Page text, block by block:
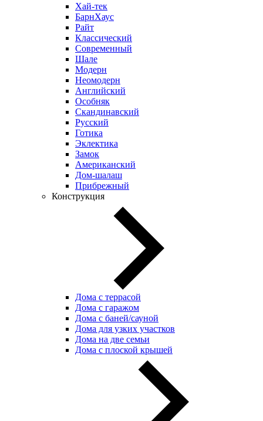
Хай-тек
БарнХаус
Райт
Классический
Современный
Шале
Модерн
Неомодерн
Английский
Особняк
Скандинавский
Русский
Готика
Эклектика
Замок
Американский
Дом-шалаш
Прибрежный
Конструкция
Дома с террасой
Дома с гаражом
Дома с баней/сауной
Дома для узких участков
Дома на две семьи
Дома с плоской крышей